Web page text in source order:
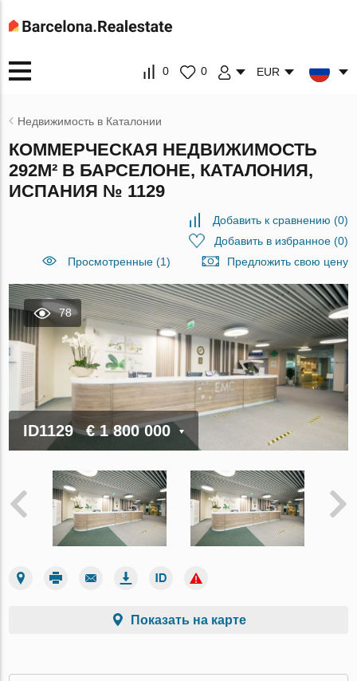
0 0 EUR
Недвижимость в Каталонии
КОММЕРЧЕСКАЯ НЕДВИЖИМОСТЬ
292М² В БАРСЕЛОНЕ, КАТАЛОНИЯ,
ИСПАНИЯ № 1129
Добавить к сравнению (0)
Добавить в избранное(0)
Просмотренные (1)
Предложить свою цену
78
ID1129 € 1 800 000
Показать на карте